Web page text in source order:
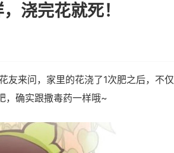
浇完花就死！
友来问，家里的花浇了1次肥之后，不仅
，确实跟撒毒药一样哦~